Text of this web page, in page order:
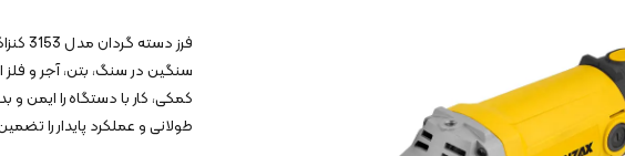
کمکی، کار با دستگاه را
طولانی و عملکرد پایدار را